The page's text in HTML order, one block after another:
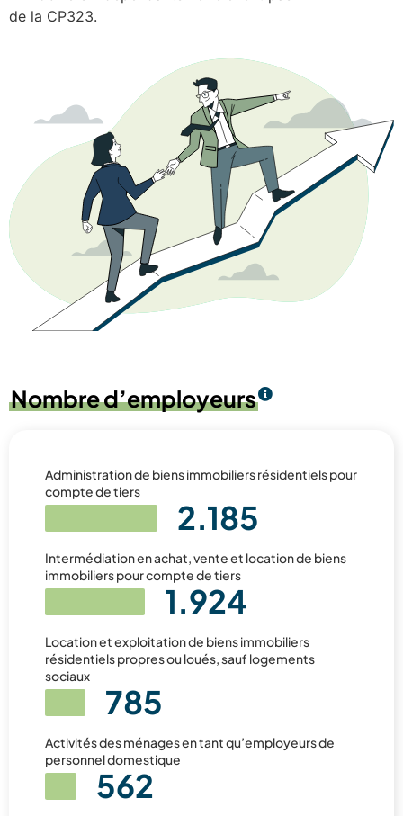
de la CP323.
Nombre d’employeurs
Administration de biens immobiliers résidentiels pour
compte de tiers
2.185
Intermédiation en achat, vente et location de biens
immobiliers pour compte de tiers
1.924
Location et exploitation de biens immobiliers
résidentiels propres ou loués, sauf logements
sociaux
785
Activités des ménages en tant qu’employeurs de
personnel domestique
562